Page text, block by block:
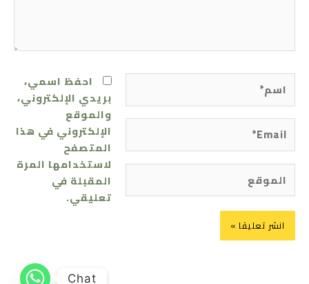
اسم*
الموقع
احفظ اسمي،
بريدي الإلكتروني،
والموقع
الإلكتروني في هذا
المتصفح
لاستخدامها المرة
المقبلة في
تعليقي.
Chat